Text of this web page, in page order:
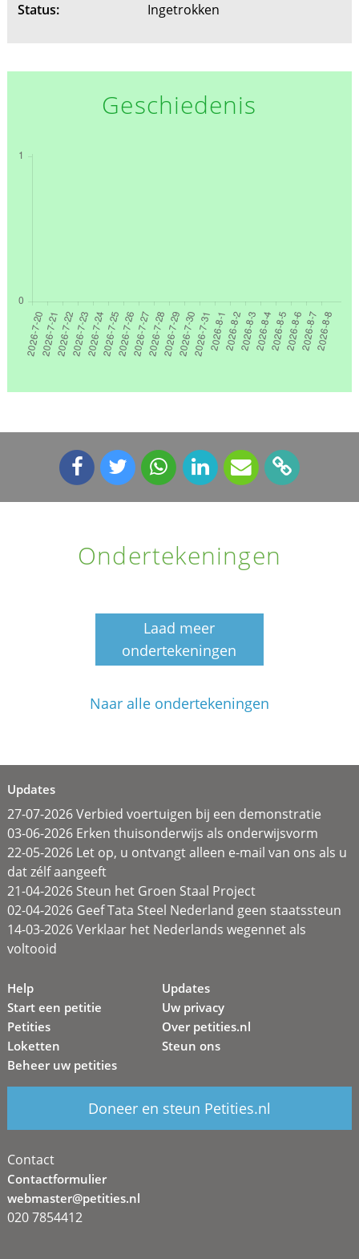
Status:
Ingetrokken
Geschiedenis
Ondertekeningen
Laad meer
ondertekeningen
Naar alle ondertekeningen
Updates
27-07-2026 Verbied voertuigen bij een demonstratie
03-06-2026 Erken thuisonderwijs als onderwijsvorm
22-05-2026 Let op, u ontvangt alleen e-mail van ons als u
dat zélf aangeeft
21-04-2026 Steun het Groen Staal Project
02-04-2026 Geef Tata Steel Nederland geen staatssteun
14-03-2026 Verklaar het Nederlands wegennet als
voltooid
Help
Start een petitie
Petities
Loketten
Beheer uw petities
Updates
Uw privacy
Over petities.nl
Steun ons
Doneer en steun Petities.nl
Contact
Contactformulier
webmaster@petities.nl
020 7854412